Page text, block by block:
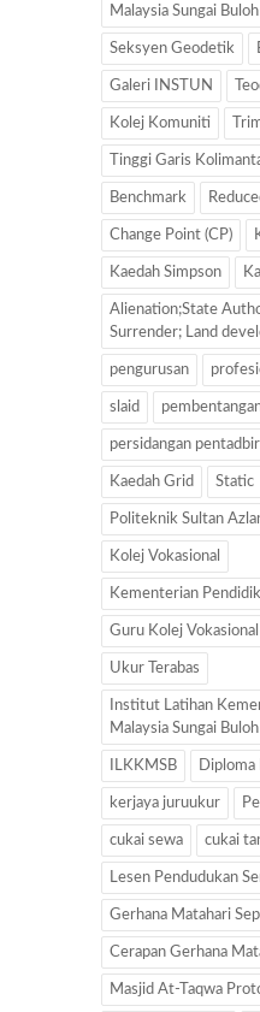
Malaysia Sungai
Seksyen Geodetik
Galeri INSTUN
Kolej Komuniti
Tinggi Garis
Benchmark
Change Point (CP)
Kaedah Simpson
Alienation;State
Surrender; Land
pengurusan
slaid
persidangan
Kaedah Grid Static
Politeknik Sultan
Kolej Vokasional
Kementerian
Guru Kolej Vokasional
Ukur Terabas
Institut Latihan
Malaysia Sungai Buloh
ILKKMSB Diploma
kerjaya juruukur
cukai sewa cukai
Lesen Pendudukan
Gerhana Matahari
Cerapan Gerhana
Masjid At-Taqwa